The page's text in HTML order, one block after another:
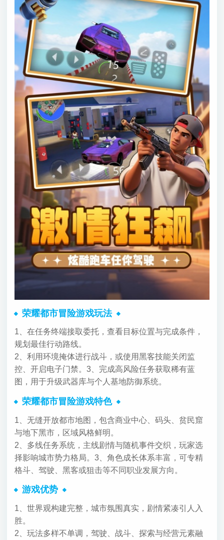
荣耀都市冒险游戏玩法
1、在任务终端接取委托，查看目标位置与完成条件，
规划最佳行动路线。
2、利用环境掩体进行战斗，或使用黑客技能关闭监
控、开启电子门禁。 3、完成高风险任务获取稀有蓝
图，用于升级武器库与个人基地防御系统。
荣耀都市冒险游戏特色
1、无缝开放都市地图，包含商业中心、码头、贫民窟
与地下黑市，区域风格鲜明。
2、多线任务系统，主线剧情与随机事件交织，玩家选
择影响城市势力格局。 3、角色成长体系丰富，可专精
格斗、驾驶、黑客或狙击等不同职业发展方向。
游戏优势
1、世界观构建完整，城市氛围真实，剧情紧凑引人入
胜。
2、玩法多样不单调，驾驶、战斗、探索与经营元素融